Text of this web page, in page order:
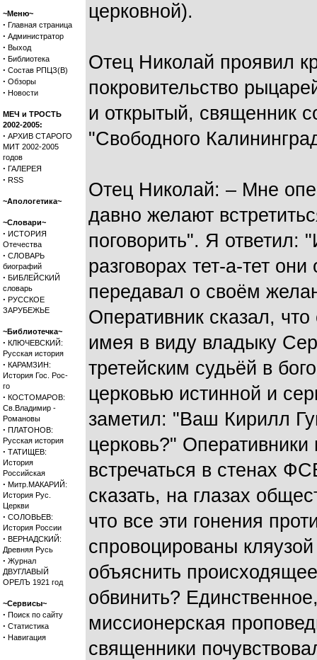
~Меню~
· Главная страница
· Администратор
· Выход
· Библиотека
· Состав РПЦЗ(В)
· Обзоры
· Новости
МЕЧ и ТРОСТЬ
2002-2005:
· АРХИВ СТАРОГО
МИТ 2002-2005
годов
· ГАЛЕРЕЯ
· RSS
~Апологетика~
~Словари~
· ИСТОРИЯ
Отечества
· СЛОВАРЬ
биографий
· БИБЛЕЙСКИЙ
словарь
· РУССКОЕ
ЗАРУБЕЖЬЕ
~Библиотечка~
· КЛЮЧЕВСКИЙ:
Русская история
· КАРАМЗИН:
История Гос. Рос-
го
· КОСТОМАРОВ:
Св.Владимир -
Романовы
· ПЛАТОНОВ:
Русская история
· ТАТИЩЕВ:
История
Российская
· Митр.МАКАРИЙ:
История Рус.
Церкви
· СОЛОВЬЕВ:
История России
· ВЕРНАДСКИЙ:
Древняя Русь
· Журнал
ДВУГЛАВЫЙ
ОРЕЛЪ 1921 год
~Сервисы~
· Поиск по сайту
· Статистика
· Навигация
церковной).
Отец Николай проявил
покровительство
и открытый, священник
"Свободного
Отец Николай: – Мне
давно желают
поговорить". Я ответил:
разговорах тет-а-тет
передавал о своём
Оперативник сказал,
имея в виду владыку
третейским судьёй в
церковью истинной и
заметил: "Ваш Кирилл
церковь?"
встречаться в стенах
сказать, на глазах
что все эти гонения
спровоцированы
объяснить
обвинить?
миссионерская
священники